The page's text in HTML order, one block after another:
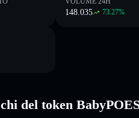
148.035 73.27%
del token